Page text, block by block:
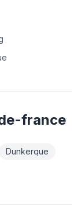
france
Dunkerque